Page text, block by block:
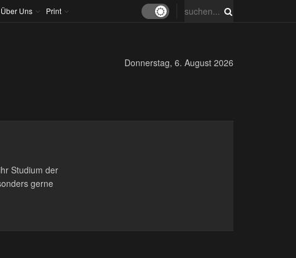
Über Uns Print
Donnerstag, 6. August 2026
Studium der
gerne